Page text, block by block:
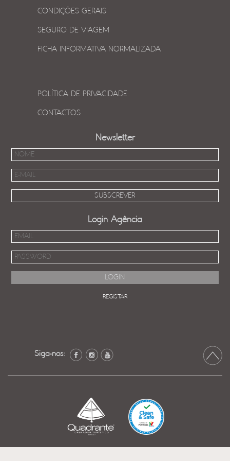
CONDIÇÕES GERAIS
SEGURO DE VIAGEM
FICHA INFORMATIVA NORMALIZADA
POLÍTICA DE PRIVACIDADE
CONTACTOS
Newsletter
Login Agência
REGISTAR
Siga-nos: